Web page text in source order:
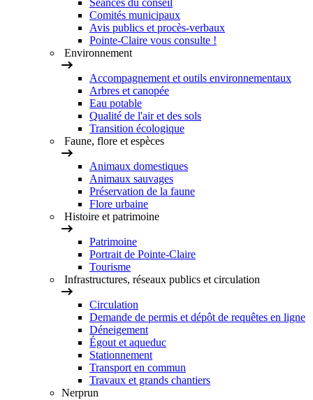
Séances du conseil
Comités municipaux
Avis publics et procès-verbaux
Pointe-Claire vous consulte !
Environnement
Accompagnement et outils environnementaux
Arbres et canopée
Eau potable
Qualité de l'air et des sols
Transition écologique
Faune, flore et espèces
Animaux domestiques
Animaux sauvages
Préservation de la faune
Flore urbaine
Histoire et patrimoine
Patrimoine
Portrait de Pointe-Claire
Tourisme
Infrastructures, réseaux publics et circulation
Circulation
Demande de permis et dépôt de requêtes en ligne
Déneigement
Égout et aqueduc
Stationnement
Transport en commun
Travaux et grands chantiers
Nerprun